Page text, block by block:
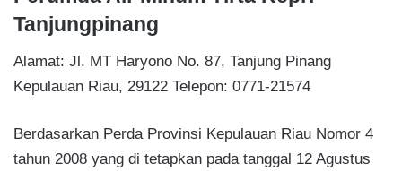
Tanjungpinang
Alamat: Jl. MT Haryono No. 87, Tanjung Pinang
Kepulauan Riau, 29122 Telepon: 0771-21574
Berdasarkan Perda Provinsi Kepulauan Riau Nomor 4
tahun 2008 yang di tetapkan pada tanggal 12 Agustus